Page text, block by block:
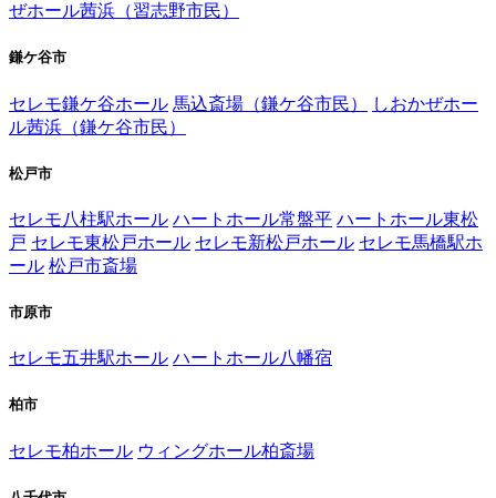
ぜホール茜浜（習志野市民）
鎌ケ谷市
セレモ鎌ケ谷ホール 馬込斎場（鎌ケ谷市民）
しおかぜホー
ル茜浜（鎌ケ谷市民）
松戸市
セレモ八柱駅ホール ハートホール常盤平 ハートホール東松
戸 セレモ東松戸ホール セレモ新松戸ホール セレモ馬橋駅ホ
ール 松戸市斎場
市原市
セレモ五井駅ホール ハートホール八幡宿
柏市
セレモ柏ホール ウィングホール柏斎場